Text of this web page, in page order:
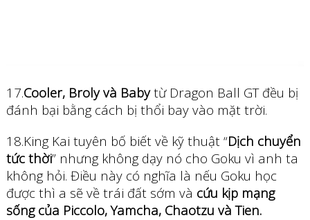
17.Cooler, Broly và Babytừ Dragon Ball GT đều bị
đánh bại bằng cách bị thổi bay vào mặt trời.
18.King Kai tuyên bố biết về kỹ thuật “Dịch chuyển
tức thời” nhưng không dạy nó cho Goku vì anh ta
không hỏi. Điều này có nghĩa là nếu Goku học
được thì a sẽ về trái đất sớm và cứu kịp mạng
sống của Piccolo, Yamcha, Chaotzu và Tien.